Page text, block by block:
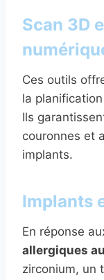
Scan 3D
Ces outils
la planification
Ils
couronnes et
implants.
Implants
En réponse
allergiques
zirconium, un